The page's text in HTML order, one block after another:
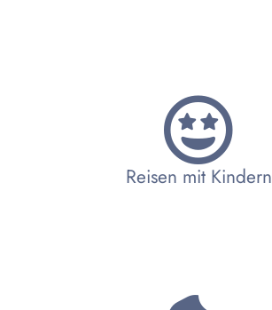
Reisen mit Kindern